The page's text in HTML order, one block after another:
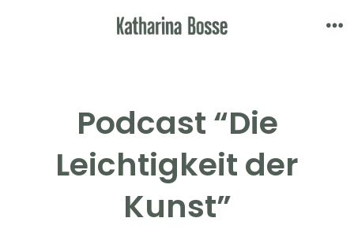
Podcast “Die
Leichtigkeit der
Kunst”